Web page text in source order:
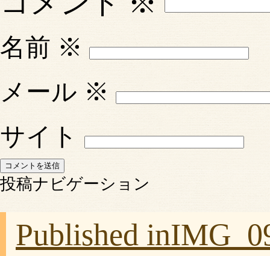
名前 ※
メール ※
サイト
投稿ナビゲーション
Published in